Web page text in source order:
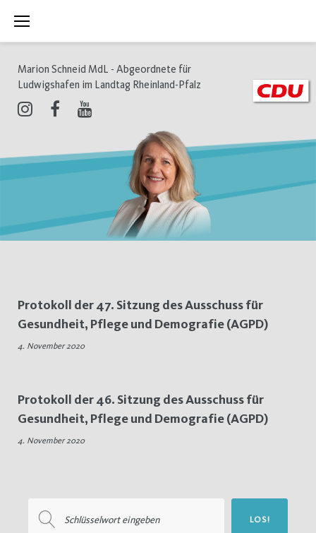
Inhalt
Marion Schneid MdL - Abgeordnete für
Ludwigshafen im Landtag Rheinland-Pfalz
Schlagwort:
Psychische
Protokoll der 47. Sitzung des Ausschuss für
Gesundheit, Pflege und Demografie (AGPD)
4. November 2020
Protokoll der 46. Sitzung des Ausschuss für
Gesundheit, Pflege und Demografie (AGPD)
4. November 2020
nach:
LOS!